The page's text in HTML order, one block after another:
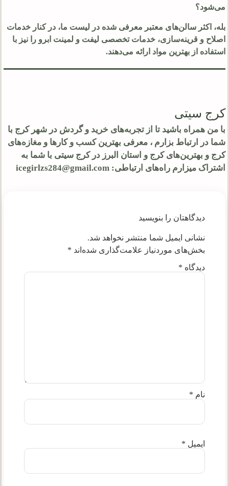
می‌شود؟
بله، اکثر سالن‌های معتبر معرفی شده در لیست ما، در کنار خدمات
اصلاح و قرینه‌سازی، خدمات تخصصی لیفت و لمینت ابرو را نیز با
استفاده از بهترین مواد ارائه می‌دهند.
کرج سیتی
با من همراه باشید تا از تجربه‌های خرید و گردش در شهر کرج با
شما در ارتباط بزارم ، معرفی بهترین کسب و کارها و مغازه‌های
کرج و بهترین‌های کرج و استان البرز در کرج سیتی با شما به
اشتراک میزارم راه‌های ارتباطی: icegirlzs284@gmail.com
دیدگاهتان را بنویسید
نشانی ایمیل شما منتشر نخواهد شد.
بخش‌های موردنیاز علامت‌گذاری شده‌اند *
دیدگاه *
نام *
ایمیل *